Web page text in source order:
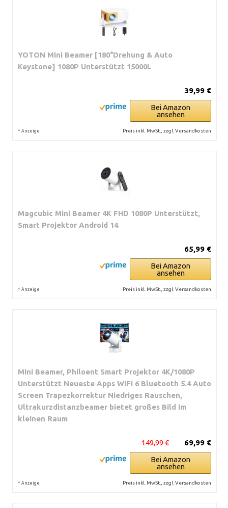
YOTON Mini Beamer [180°Drehung & Auto
Keystone] 1080P Unterstützt 15000L
39,99 €
Bei Amazon
ansehen
* Anzeige Preis inkl. MwSt., zzgl. Versandkosten
Magcubic Mini Beamer 4K FHD 1080P Unterstützt,
Smart Projektor Android 14
65,99 €
Bei Amazon
ansehen
* Anzeige Preis inkl. MwSt., zzgl. Versandkosten
Mini Beamer, Philoent Smart Projektor 4K/1080P
Unterstützt Neueste Apps WiFi 6 Bluetooth 5.4 Auto
Screen Trapezkorrektur Niedriges Rauschen,
Ultrakurzdistanzbeamer bietet großes Bild im
kleinen Raum
69,99 €
149,99 €
Bei Amazon
ansehen
* Anzeige Preis inkl. MwSt., zzgl. Versandkosten